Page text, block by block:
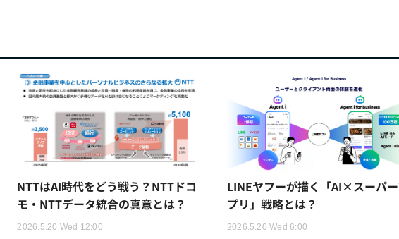
NTTはAI時代をどう戦う？NTTドコ
モ・NTTデータ統合の真意とは？
2026.5.20 Wed 12:00
LINEヤフーが描く「AI×スーパ
プリ」戦略とは？
2026.5.20 Wed 6:00